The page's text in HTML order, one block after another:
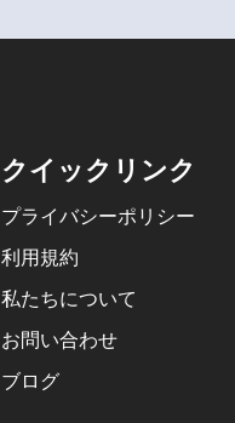
クイックリンク
プライバシーポリシー
利用規約
私たちについて
お問い合わせ
ブログ